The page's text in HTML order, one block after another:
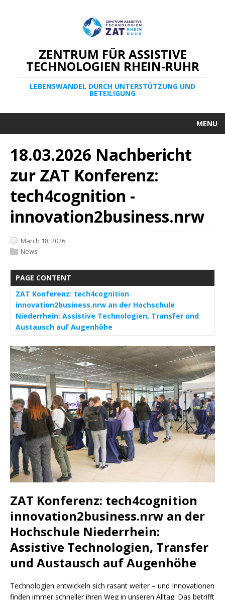
ZENTRUM FÜR ASSISTIVE
TECHNOLOGIEN RHEIN-RUHR
LEBENSWANDEL DURCH UNTERSTÜTZUNG UND
BETEILIGUNG
MENU
18.03.2026 Nachbericht
zur ZAT Konferenz:
tech4cognition -
innovation2business.nrw
March 18, 2026
News
PAGE CONTENT
ZAT Konferenz: tech4cognition
innovation2business.nrw an der Hochschule
Niederrhein: Assistive Technologien, Transfer und
Austausch auf Augenhöhe
ZAT Konferenz: tech4cognition
innovation2business.nrw an der
Hochschule Niederrhein:
Assistive Technologien, Transfer
und Austausch auf Augenhöhe
Technologien entwickeln sich rasant weiter – und Innovationen
finden immer schneller ihren Weg in unseren Alltag. Das betrifft